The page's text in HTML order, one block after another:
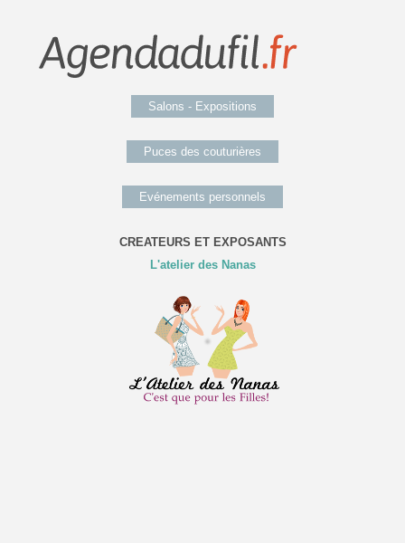
Salons - Expositions
Puces des couturières
Evénements personnels
CREATEURS ET EXPOSANTS
L'atelier des Nanas